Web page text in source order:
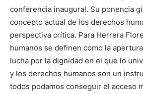
conferencia inaugural. Su ponencia
concepto actual de los derechos
perspectiva crítica. Para Herrera
humanos se definen como la
lucha por la dignidad en el que lo
y los derechos humanos son un
todos podamos conseguir el acceso